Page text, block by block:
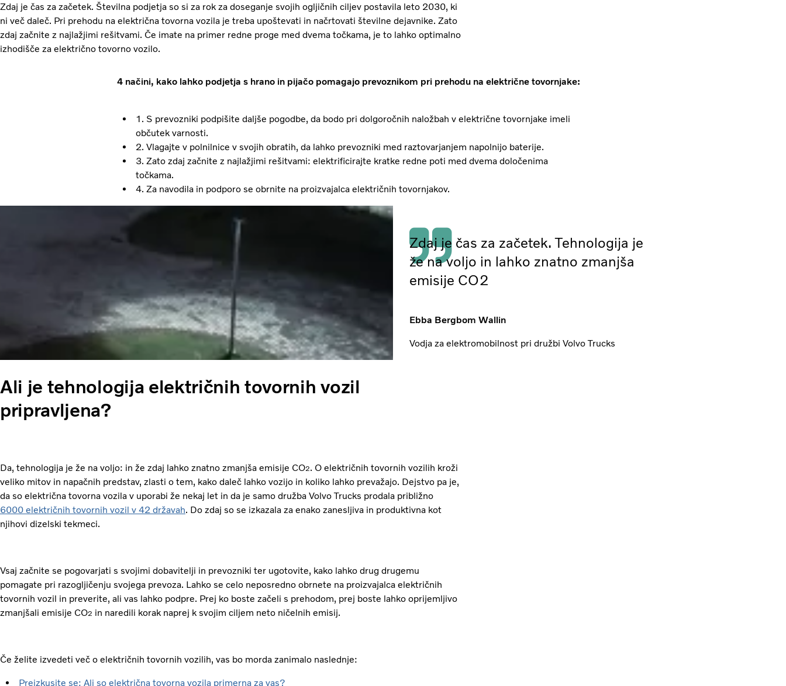
Zdaj je čas za začetek. Številna podjetja so si za rok za doseganje svojih ogljičnih ciljev postavila leto 2030, ki
ni več daleč. Pri prehodu na električna tovorna vozila je treba upoštevati in načrtovati številne dejavnike. Zato
zdaj začnite z najlažjimi rešitvami. Če imate na primer redne proge med dvema točkama, je to lahko optimalno
izhodišče za električno tovorno vozilo.
4 načini, kako lahko podjetja s hrano in pijačo pomagajo prevoznikom pri prehodu na električne tovornjake:
1. S prevozniki podpišite daljše pogodbe, da bodo pri dolgoročnih naložbah v električne tovornjake imeli
občutek varnosti.
2. Vlagajte v polnilnice v svojih obratih, da lahko prevozniki med raztovarjanjem napolnijo baterije.
3. Zato zdaj začnite z najlažjimi rešitvami: elektrificirajte kratke redne poti med dvema določenima
točkama.
4. Za navodila in podporo se obrnite na proizvajalca električnih tovornjakov.
Zdaj je čas za začetek. Tehnologija je
že na voljo in lahko znatno zmanjša
emisije CO2
Ebba Bergbom Wallin
Vodja za elektromobilnost pri družbi Volvo Trucks
Ali je tehnologija električnih tovornih vozil
pripravljena?
Da, tehnologija je že na voljo: in že zdaj lahko znatno zmanjša emisije CO2. O električnih tovornih vozilih kroži
veliko mitov in napačnih predstav, zlasti o tem, kako daleč lahko vozijo in koliko lahko prevažajo. Dejstvo pa je,
da so električna tovorna vozila v uporabi že nekaj let in da je samo družba Volvo Trucks prodala približno
6000 električnih tovornih vozil v 42 državah. Do zdaj so se izkazala za enako zanesljiva in produktivna kot
njihovi dizelski tekmeci.
Vsaj začnite se pogovarjati s svojimi dobavitelji in prevozniki ter ugotovite, kako lahko drug drugemu
pomagate pri razogljičenju svojega prevoza. Lahko se celo neposredno obrnete na proizvajalca električnih
tovornih vozil in preverite, ali vas lahko podpre. Prej ko boste začeli s prehodom, prej boste lahko oprijemljivo
zmanjšali emisije CO2 in naredili korak naprej k svojim ciljem neto ničelnih emisij.
Če želite izvedeti več o električnih tovornih vozilih, vas bo morda zanimalo naslednje:
Preizkusite se: Ali so električna tovorna vozila primerna za vas?